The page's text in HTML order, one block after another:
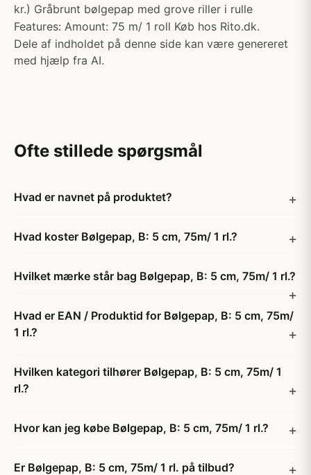
kr.) Gråbrunt bølgepap med grove riller i rulle
Features: Amount: 75 m/ 1 roll Køb hos Rito.dk.
Dele af indholdet på denne side kan være genereret
med hjælp fra AI.
Ofte stillede spørgsmål
Hvad er navnet på produktet?
Hvad koster Bølgepap, B: 5 cm, 75m/ 1 rl.?
Hvilket mærke står bag Bølgepap, B: 5 cm, 75m/ 1 rl.?
Hvad er EAN / Produktid for Bølgepap, B: 5 cm, 75m/
1 rl.?
Hvilken kategori tilhører Bølgepap, B: 5 cm, 75m/ 1
rl.?
Hvor kan jeg købe Bølgepap, B: 5 cm, 75m/ 1 rl.?
Er Bølgepap, B: 5 cm, 75m/ 1 rl. på tilbud?